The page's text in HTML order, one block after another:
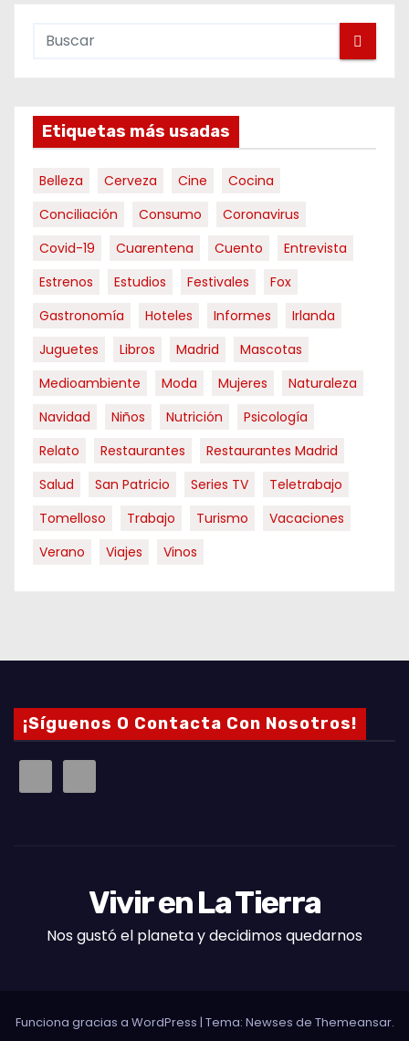
Etiquetas más usadas
Belleza Cerveza Cine
Cocina
Conciliación
Consumo
Coronavirus
Covid-19
Cuarentena Cuento
Entrevista
Estrenos
Estudios Festivales
Fox
Gastronomía
Hoteles Informes
Irlanda
Juguetes
Libros Madrid
Mascotas
Medioambiente
Moda Mujeres
Naturaleza
Navidad
Niños Nutrición
Psicología
Relato
Restaurantes
Restaurantes Madrid
Salud
San Patricio Series TV
Teletrabajo
Tomelloso
Trabajo Turismo
Vacaciones
Verano
Viajes Vinos
¡Síguenos O Contacta Con Nosotros!
Vivir en La Tierra
Nos gustó el planeta y decidimos quedarnos
Funciona gracias a WordPress | Tema: Newses de Themeansar.